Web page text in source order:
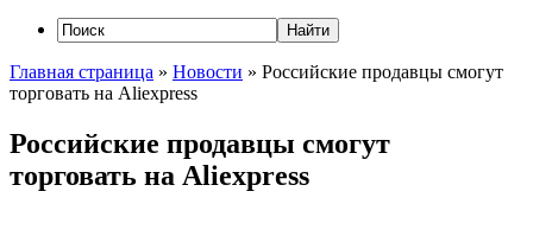
Главная страница » Новости » Российские продавцы смогут
торговать на Aliexpress
Российские продавцы смогут
торговать на Aliexpress